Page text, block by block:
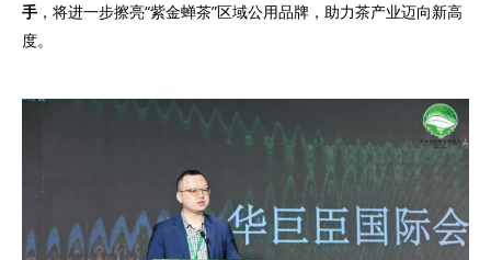
手 ，将进一步擦亮“紫金蝉茶”区域公用品牌，助力茶产业迈向新高
度。